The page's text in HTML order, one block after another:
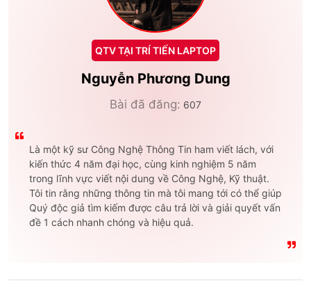
QTV TẠI TRÍ TIẾN LAPTOP
Nguyễn Phương Dung
Bài đã đăng: 607
Là một kỹ sư Công Nghệ Thông Tin ham viết lách, với
kiến thức 4 năm đại học, cùng kinh nghiệm 5 năm
trong lĩnh vực viết nội dung về Công Nghệ, Kỹ thuật.
Tôi tin rằng những thông tin mà tôi mang tới có thể giúp
Quý độc giả tìm kiếm được câu trả lời và giải quyết vấn
đề 1 cách nhanh chóng và hiệu quả.